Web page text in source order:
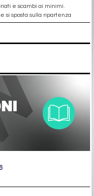
e scambi ai minimi.
si sposta sulla ripartenza